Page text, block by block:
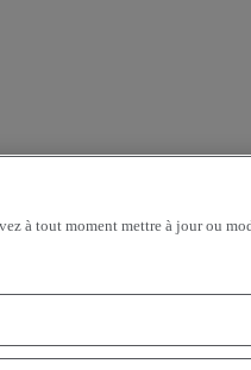
tout moment mettre à jour ou